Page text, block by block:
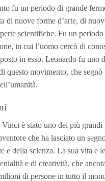
fu un periodo di grande
di nuove forme d’arte, di
scientifiche. Fu un periodo
in cui l’uomo cercò di
in esso. Leonardo fu uno
questo movimento, che segnò
è stato uno dei più grandi
che ha lasciato un
e della scienza. La sua vita e
e di creatività, che
di persone in tutto il